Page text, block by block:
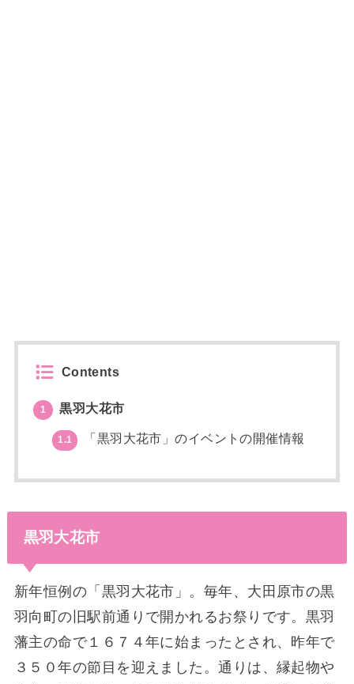
Contents
1 黒羽大花市
1.1 「黒羽大花市」のイベントの開催情報
黒羽大花市
新年恒例の「黒羽大花市」。毎年、大田原市の黒
羽向町の旧駅前通りで開かれるお祭りです。黒羽
藩主の命で１６７４年に始まったとされ、昨年で
３５０年の節目を迎えました。通りは、縁起物や